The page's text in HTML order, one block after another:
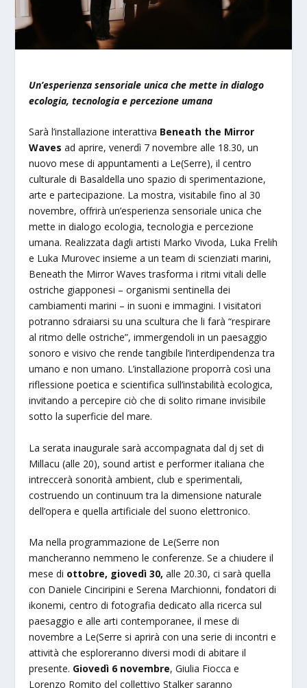
Un’esperienza sensoriale unica che mette in dialogo
ecologia, tecnologia e percezione umana
Sarà l’installazione interattiva Beneath the Mirror
Waves ad aprire, venerdì 7 novembre alle 18.30, un
nuovo mese di appuntamenti a Le(Serre), il centro
culturale di Basaldella uno spazio di sperimentazione,
arte e partecipazione. La mostra, visitabile fino al 30
novembre, offrirà un’esperienza sensoriale unica che
mette in dialogo ecologia, tecnologia e percezione
umana. Realizzata dagli artisti Marko Vivoda, Luka Frelih
e Luka Murovec insieme a un team di scienziati marini,
Beneath the Mirror Waves trasforma i ritmi vitali delle
ostriche giapponesi – organismi sentinella dei
cambiamenti marini – in suoni e immagini. I visitatori
potranno sdraiarsi su una scultura che li farà “respirare
al ritmo delle ostriche”, immergendoli in un paesaggio
sonoro e visivo che rende tangibile l’interdipendenza tra
umano e non umano. L’installazione proporrà così una
riflessione poetica e scientifica sull’instabilità ecologica,
invitando a percepire ciò che di solito rimane invisibile
sotto la superficie del mare.
La serata inaugurale sarà accompagnata dal dj set di
Millacu (alle 20), sound artist e performer italiana che
intreccerà sonorità ambient, club e sperimentali,
costruendo un continuum tra la dimensione naturale
dell’opera e quella artificiale del suono elettronico.
Ma nella programmazione de Le(Serre non
mancheranno nemmeno le conferenze. Se a chiudere il
mese di ottobre, giovedì 30,alle 20.30, ci sarà quella
con Daniele Cinciripini e Serena Marchionni, fondatori di
ikonemi, centro di fotografia dedicato alla ricerca sul
paesaggio e alle arti contemporanee, il mese di
novembre a Le(Serre si aprirà con una serie di incontri e
attività che esploreranno diversi modi di abitare il
presente. Giovedì 6 novembre, Giulia Fiocca e
Lorenzo Romito del collettivo Stalker saranno